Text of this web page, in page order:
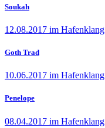
Soukah
12.08.2017 im Hafenklang
Goth Trad
10.06.2017 im Hafenklang
Penelope
08.04.2017 im Hafenklang